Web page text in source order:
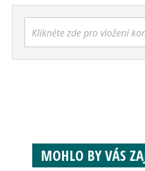
Klikněte zde pro vložení
MOHLO BY VÁS